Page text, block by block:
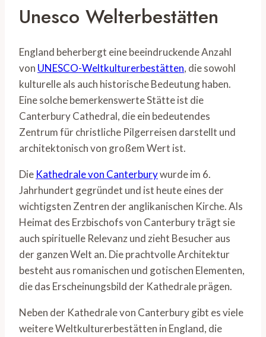
Unesco Welterbestätten
England beherbergt eine beeindruckende Anzahl
von UNESCO-Weltkulturerbestätten, die sowohl
kulturelle als auch historische Bedeutung haben.
Eine solche bemerkenswerte Stätte ist die
Canterbury Cathedral, die ein bedeutendes
Zentrum für christliche Pilgerreisen darstellt und
architektonisch von großem Wert ist.
Die Kathedrale von Canterburywurde im 6.
Jahrhundert gegründet und ist heute eines der
wichtigsten Zentren der anglikanischen Kirche. Als
Heimat des Erzbischofs von Canterbury trägt sie
auch spirituelle Relevanz und zieht Besucher aus
der ganzen Welt an. Die prachtvolle Architektur
besteht aus romanischen und gotischen Elementen,
die das Erscheinungsbild der Kathedrale prägen.
Neben der Kathedrale von Canterbury gibt es viele
weitere Weltkulturerbestätten in England, die